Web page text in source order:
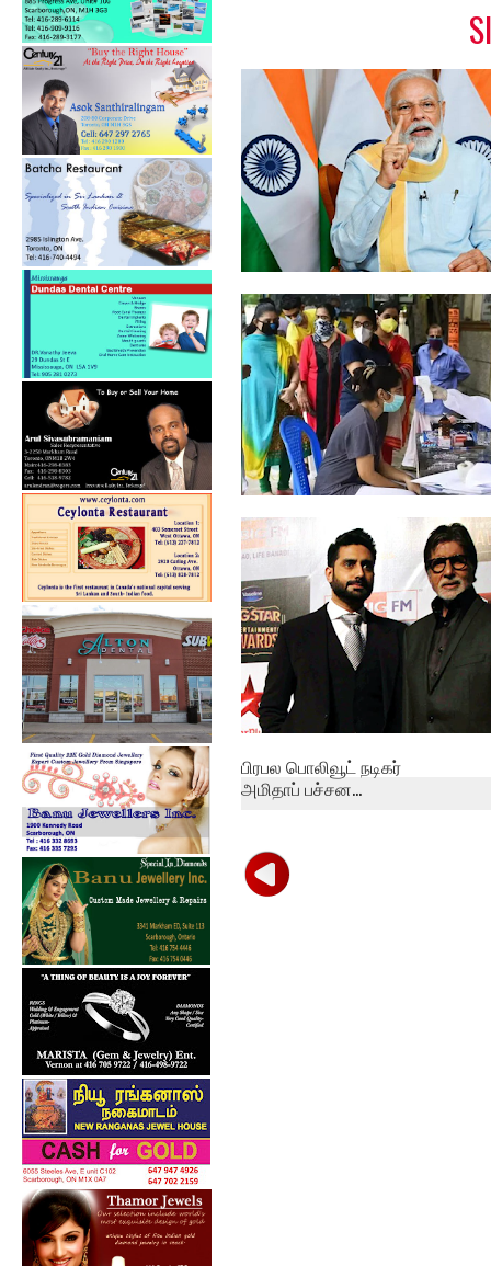
கொரோனா பற்றிய
விழிப்புணர்வு பரவலாக ...
தமிழகத்தில் ஒரேநாளில்
நான்காயிரம் ப...
பிரபல பொலிவூட் நடிகர்
அமிதாப் பச்சன...